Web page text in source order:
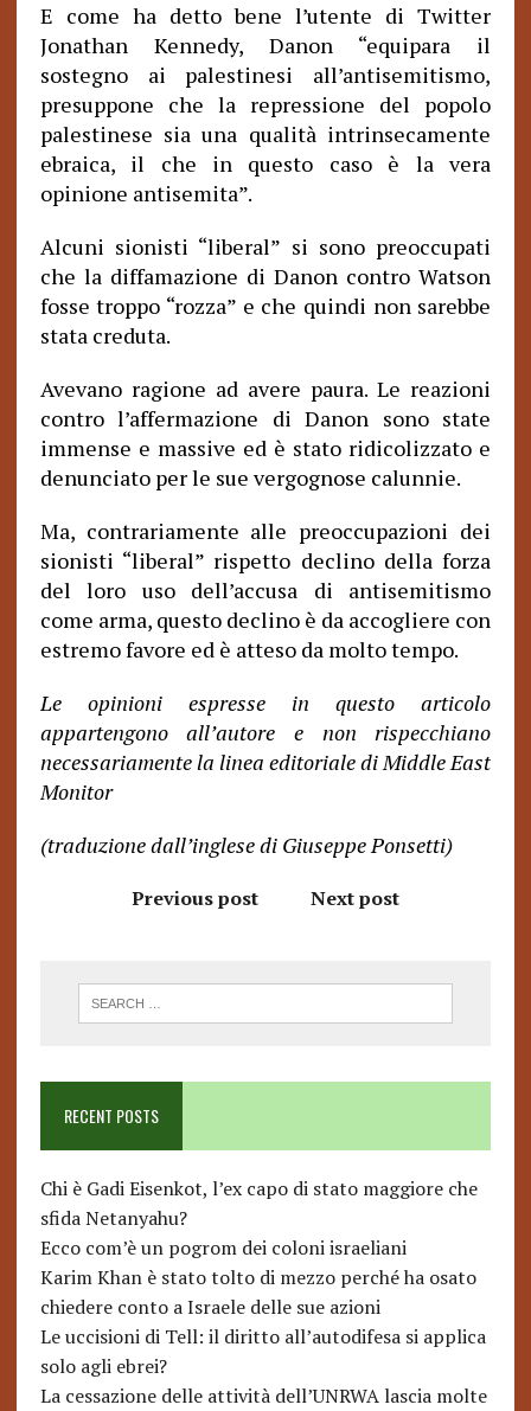
E come ha detto bene l’utente di Twitter
Jonathan Kennedy, Danon “equipara il
sostegno ai palestinesi all’antisemitismo,
presuppone che la repressione del popolo
palestinese sia una qualità intrinsecamente
ebraica, il che in questo caso è la vera
opinione antisemita”.
Alcuni sionisti “liberal” si sono preoccupati
che la diffamazione di Danon contro Watson
fosse troppo “rozza” e che quindi non sarebbe
stata creduta.
Avevano ragione ad avere paura. Le reazioni
contro l’affermazione di Danon sono state
immense e massive ed è stato ridicolizzato e
denunciato per le sue vergognose calunnie.
Ma, contrariamente alle preoccupazioni dei
sionisti “liberal” rispetto declino della forza
del loro uso dell’accusa di antisemitismo
come arma, questo declino è da accogliere con
estremo favore ed è atteso da molto tempo.
Le opinioni espresse in questo articolo
appartengono all’autore e non rispecchiano
necessariamente la linea editoriale di Middle East
Monitor
(traduzione dall’inglese di Giuseppe Ponsetti)
Previous post Next post
RECENT POSTS
Chi è Gadi Eisenkot, l’ex capo di stato maggiore che
sfida Netanyahu?
Ecco com’è un pogrom dei coloni israeliani
Karim Khan è stato tolto di mezzo perché ha osato
chiedere conto a Israele delle sue azioni
Le uccisioni di Tell: il diritto all’autodifesa si applica
solo agli ebrei?
La cessazione delle attività dell’UNRWA lascia molte